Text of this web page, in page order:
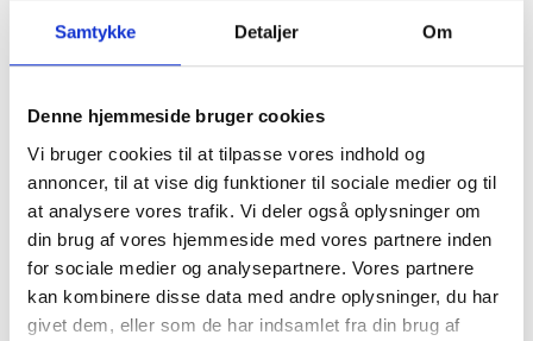
Samtykke Detaljer Om
Denne hjemmeside bruger cookies
Vi bruger cookies til at tilpasse vores indhold og
annoncer, til at vise dig funktioner til sociale medier og til
at analysere vores trafik. Vi deler også oplysninger om
din brug af vores hjemmeside med vores partnere inden
for sociale medier og analysepartnere. Vores partnere
kan kombinere disse data med andre oplysninger, du har
givet dem, eller som de har indsamlet fra din brug af